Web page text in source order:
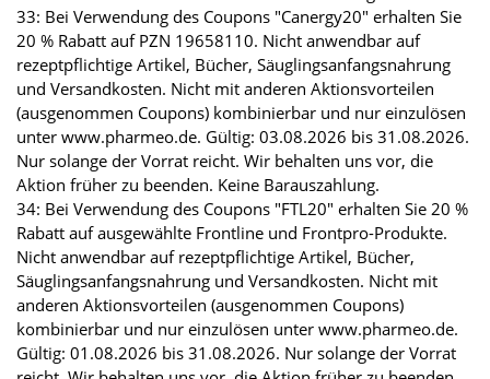
33: Bei Verwendung des Coupons "Canergy20" erhalten Sie
20 % Rabatt auf PZN 19658110. Nicht anwendbar auf
rezeptpflichtige Artikel, Bücher, Säuglingsanfangsnahrung
und Versandkosten. Nicht mit anderen Aktionsvorteilen
(ausgenommen Coupons) kombinierbar und nur einzulösen
unter www.pharmeo.de. Gültig: 03.08.2026 bis 31.08.2026.
Nur solange der Vorrat reicht. Wir behalten uns vor, die
Aktion früher zu beenden. Keine Barauszahlung.
34: Bei Verwendung des Coupons "FTL20" erhalten Sie 20 %
Rabatt auf ausgewählte Frontline und Frontpro-Produkte.
Nicht anwendbar auf rezeptpflichtige Artikel, Bücher,
Säuglingsanfangsnahrung und Versandkosten. Nicht mit
anderen Aktionsvorteilen (ausgenommen Coupons)
kombinierbar und nur einzulösen unter www.pharmeo.de.
Gültig: 01.08.2026 bis 31.08.2026. Nur solange der Vorrat